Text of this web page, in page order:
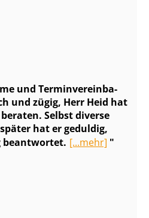
und Ter­min­ver­ein­ba­
und zügig, Herr Heid hat
Selbst diverse
hat er geduldig,
beantwortet. [...mehr]